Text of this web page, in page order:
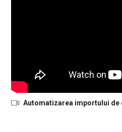
Automatizarea importului de